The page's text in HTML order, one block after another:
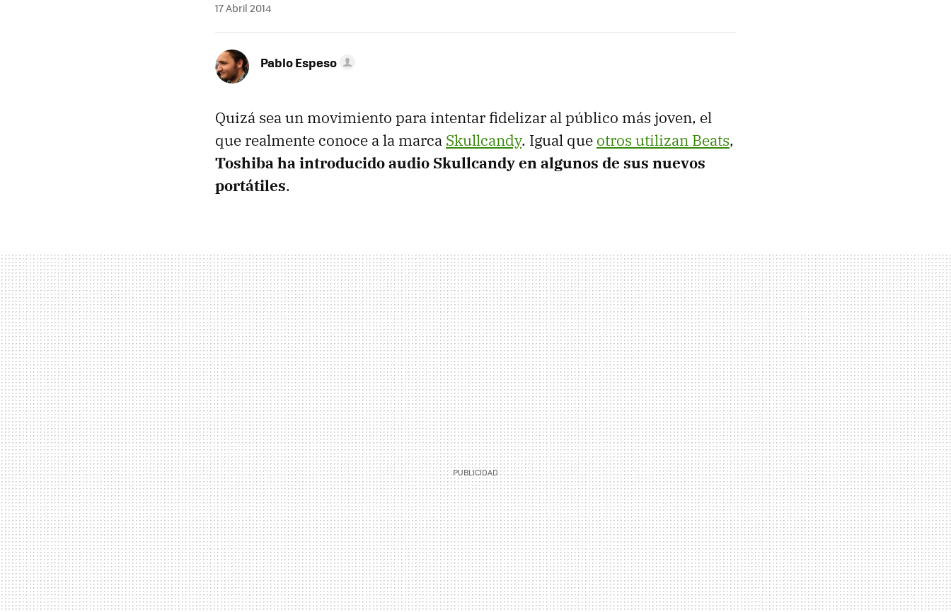
17 Abril 2014
Pablo Espeso
Quizá sea un movimiento para intentar fidelizar al público más joven, el
que realmente conoce a la marca Skullcandy. Igual que otros utilizan Beats,
Toshiba ha introducido audio Skullcandy en algunos de sus nuevos
portátiles.